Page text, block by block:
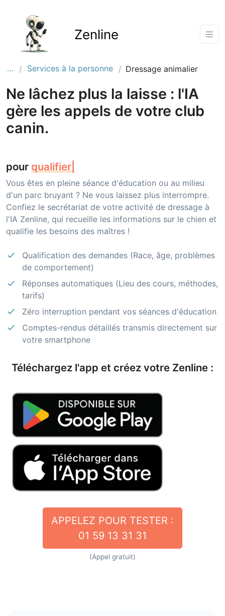
Zenline
… Services à la personne Dressage animalier
Ne lâchez plus la laisse : l'IA
gère les appels de votre club
canin.
pour donner vos
Vous êtes en pleine séance d'éducation ou au milieu
d'un parc bruyant ? Ne vous laissez plus interrompre.
Confiez le secrétariat de votre activité de dressage à
l'IA Zenline, qui recueille les informations sur le chien et
qualifie les besoins des maîtres !
Qualification des demandes (Race, âge, problèmes
de comportement)
Réponses automatiques (Lieu des cours, méthodes,
tarifs)
Zéro interruption pendant vos séances d'éducation
Comptes-rendus détaillés transmis directement sur
votre smartphone
Téléchargez l'app et créez votre Zenline :
APPELEZ POUR TESTER :
01 59 13 31 31
(Appel gratuit)